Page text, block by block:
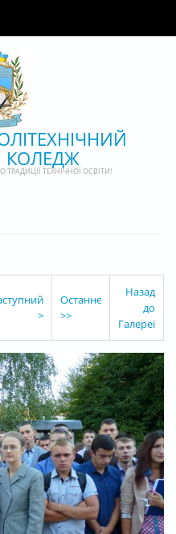
ТЕХНІЧНОЇ ОСВІТИ!
>
Останнє
>>
Назад
до
Галереї